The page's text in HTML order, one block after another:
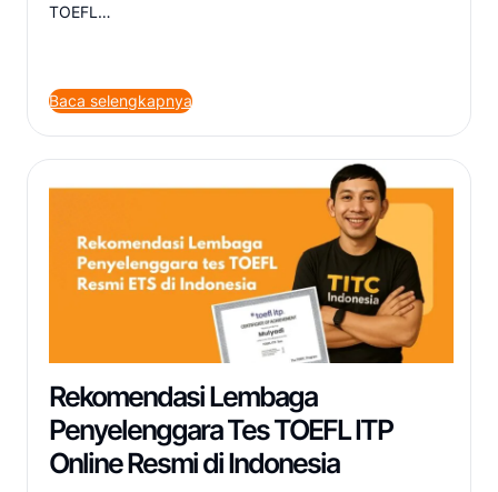
TOEFL…
Baca selengkapnya
Rekomendasi Lembaga
Penyelenggara Tes TOEFL ITP
Online Resmi di Indonesia